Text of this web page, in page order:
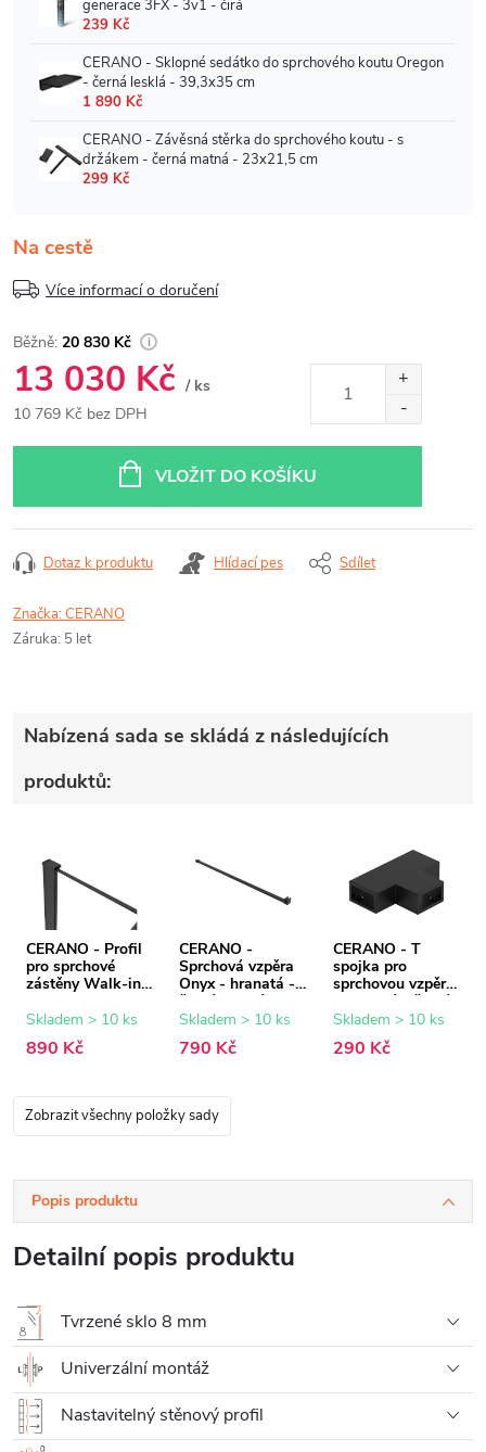
Na cestě
Více informací o doručení
20 830 Kč
13 030 Kč / ks
10 769 Kč bez DPH
VLOŽIT DO KOŠÍKU
Dotaz k produktu Hlídací pes Sdílet
Značka:CERANO
Záruka: 5 let
Nabízená sada se skládá z následujících
produktů:
CERANO - Profil
pro sprchové
zástěny Walk-in
černá matná - 15
Skladem > 10 ks
890 Kč
CERANO -
Sprchová vzpěra
Onyx - hranatá -
černá matná -
150 cm
Skladem > 10 ks
790 Kč
CERANO - T
spojka pro
sprchovou vzpěru
- hranatá - černá
matná
Skladem > 10 ks
290 Kč
Zobrazit všechny položky sady
Popis produktu
Detailní popis produktu
Tvrzené sklo 8 mm
Univerzální montáž
Nastavitelný stěnový profil